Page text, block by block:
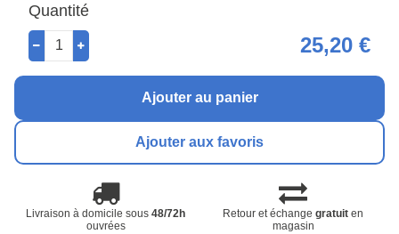
Quantité
25,20 €
Ajouter au panier
Ajouter aux favoris
Livraison à domicile sous48/72h
ouvrées
Retour et échangegratuit en
magasin